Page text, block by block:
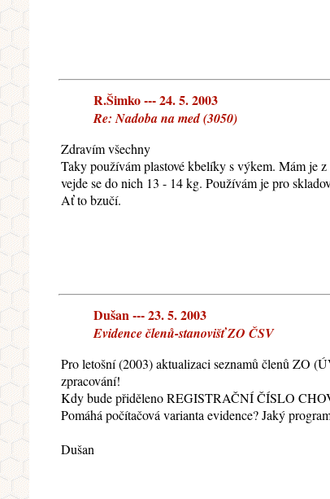
R.Šimko --- 24. 5. 2003
Re: Nadoba na med (3050)
Zdravím všechny
Taky používám plastové kbelíky s výkem. Mám je
vejde se do nich 13 - 14 kg. Používám je pro
Ať to bzučí.
Dušan --- 23. 5. 2003
Evidence členů-stanovišť ZO ČSV
Pro letošní (2003) aktualizaci seznamů členů ZO
zpracování!
Kdy bude přiděleno REGISTRAČNÍ ČÍSLO
Pomáhá počítačová varianta evidence? Jaký
Dušan